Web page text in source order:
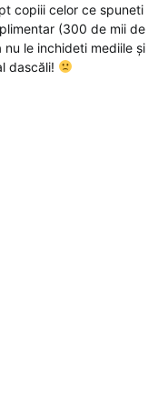
copiii celor ce spuneti
(300 de mii de
le inchideti mediile și
dascăli!